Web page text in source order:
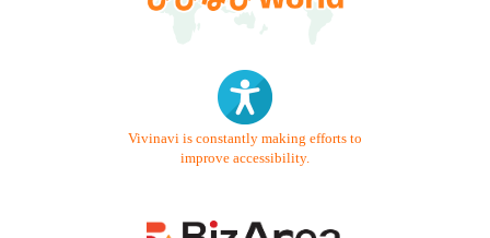
Vivinavi is constantly making efforts to
improve accessibility.